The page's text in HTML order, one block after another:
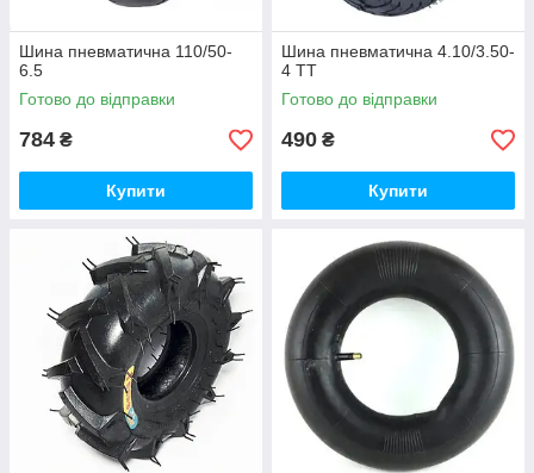
Шина пневматична 110/50-
6.5
Готово до відправки
784 ₴
Купити
Шина пневматична 4.10/3.50-
4 ТТ
Готово до відправки
490 ₴
Купити